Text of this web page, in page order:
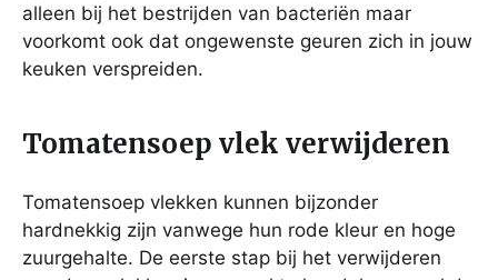
alleen bij het bestrijden van bacteriën maar
voorkomt ook dat ongewenste geuren zich in jouw
keuken verspreiden.
Tomatensoep vlek verwijderen
Tomatensoep vlekken kunnen bijzonder
hardnekkig zijn vanwege hun rode kleur en hoge
zuurgehalte. De eerste stap bij het verwijderen